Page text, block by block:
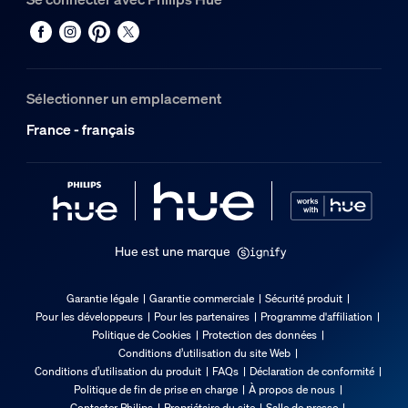
0,54 kg
130 mm
Longueur totale
112 mm
112 mm
Entretien
Compatibilités
Compatible avec la fonction Effets
Sélectionner un emplacement
France - français
Hue est une marque
Garantie légale Garantie commerciale
Sécurité produit
Pour les développeurs
Pour les partenaires
Programme d'affiliation
Politique de Cookies
Protection des données
Conditions d’utilisation du site Web
Conditions d’utilisation du produit
FAQs
Déclaration de conformité
Politique de fin de prise en charge
À propos de nous